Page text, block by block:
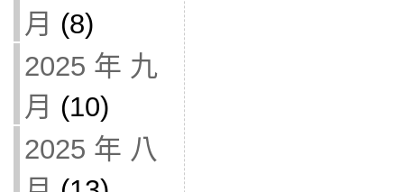
月 (8)
2025 年 九
月 (10)
2025 年 八